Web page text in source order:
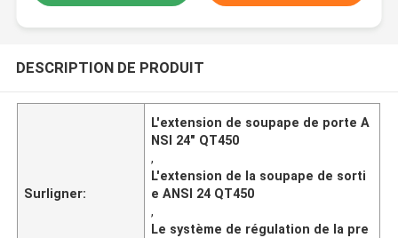
DESCRIPTION DE PRODUIT
Surligner:
L'extension de soupape de porte A
NSI 24" QT450
,
L'extension de la soupape de sorti
e ANSI 24 QT450
,
Le système de régulation de la pre